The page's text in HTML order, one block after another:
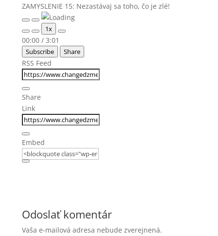
ZAMYSLENIE 15: Nezastávaj sa toho, čo je zlé!
Play
Episode
Pause
Episode
Mute/Unmute
Episode
Rewind
10
Seconds
1x
Fast
Forward
30
00:00 / 3:01
Subscribe Share
RSS Feed
Share
Link
Embed
Odoslať komentár
Vaša e-mailová adresa nebude zverejnená.